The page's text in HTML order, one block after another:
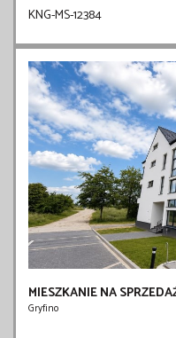
KNG-MS-12384
MIESZKANIE NA
Gryfino